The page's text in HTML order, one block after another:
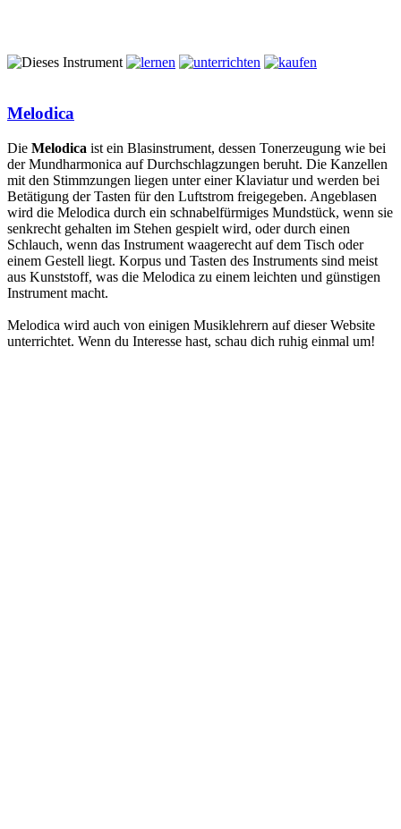
Melodica
Die Melodica ist ein Blasinstrument, dessen Tonerzeugung wie bei
der Mundharmonica auf Durchschlagzungen beruht. Die Kanzellen
mit den Stimmzungen liegen unter einer Klaviatur und werden bei
Betätigung der Tasten für den Luftstrom freigegeben. Angeblasen
wird die Melodica durch ein schnabelfürmiges Mundstück, wenn sie
senkrecht gehalten im Stehen gespielt wird, oder durch einen
Schlauch, wenn das Instrument waagerecht auf dem Tisch oder
einem Gestell liegt. Korpus und Tasten des Instruments sind meist
aus Kunststoff, was die Melodica zu einem leichten und günstigen
Instrument macht.
Melodica wird auch von einigen Musiklehrern auf dieser Website
unterrichtet. Wenn du Interesse hast, schau dich ruhig einmal um!